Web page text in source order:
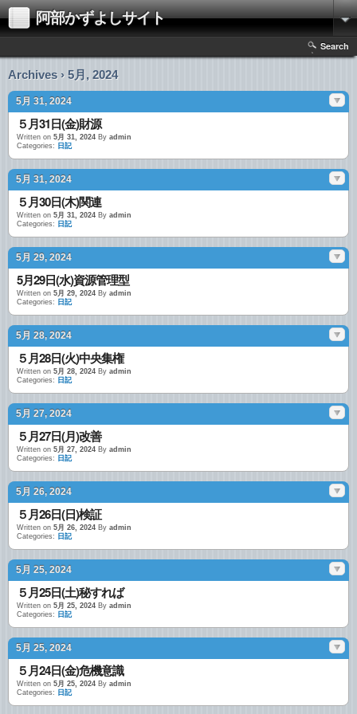
阿部かずよしサイト
Search
Archives › 5月, 2024
5月 31, 2024
５月31日(金)財源
Written on 5月 31, 2024 By admin
Categories: 日記
5月 31, 2024
５月30日(木)関連
Written on 5月 31, 2024 By admin
Categories: 日記
5月 29, 2024
5月29日(水)資源管理型
Written on 5月 29, 2024 By admin
Categories: 日記
5月 28, 2024
５月28日(火)中央集権
Written on 5月 28, 2024 By admin
Categories: 日記
5月 27, 2024
５月27日(月)改善
Written on 5月 27, 2024 By admin
Categories: 日記
5月 26, 2024
５月26日(日)検証
Written on 5月 26, 2024 By admin
Categories: 日記
5月 25, 2024
５月25日(土)秘すれば
Written on 5月 25, 2024 By admin
Categories: 日記
5月 25, 2024
５月24日(金)危機意識
Written on 5月 25, 2024 By admin
Categories: 日記